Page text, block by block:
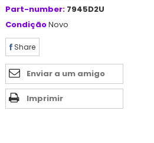
Part-number: 7945D2U
CondiçãoNovo
Share
Enviar a um amigo
Imprimir